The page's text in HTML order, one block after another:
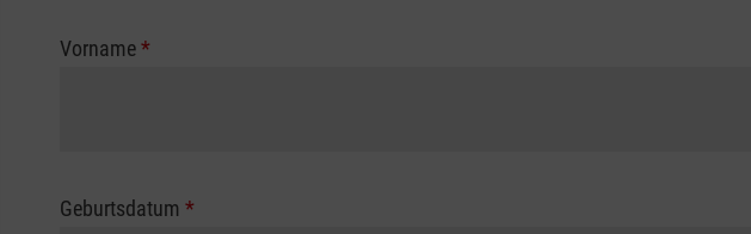
Vorname*
Geburtsdatum *